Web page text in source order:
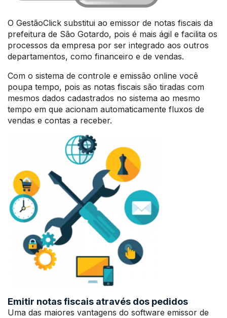
O GestãoClick substitui ao emissor de notas fiscais da
prefeitura de São Gotardo, pois é mais ágil e facilita os
processos da empresa por ser integrado aos outros
departamentos, como financeiro e de vendas.
Com o sistema de controle e emissão online você
poupa tempo, pois as notas fiscais são tiradas com
mesmos dados cadastrados no sistema ao mesmo
tempo em que acionam automaticamente fluxos de
vendas e contas a receber.
Emitir notas fiscais através dos pedidos
Uma das maiores vantagens do software emissor de